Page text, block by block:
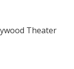
Theater